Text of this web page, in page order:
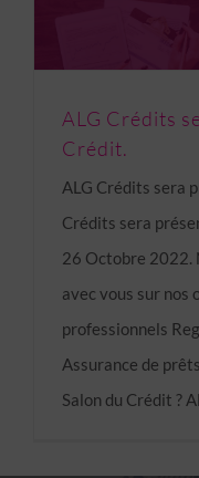
ALG Crédits
Crédit.
ALG Crédits sera
Crédits sera
26 Octobre 2022.
avec vous sur
professionnels
Assurance de
Salon du Crédit ?